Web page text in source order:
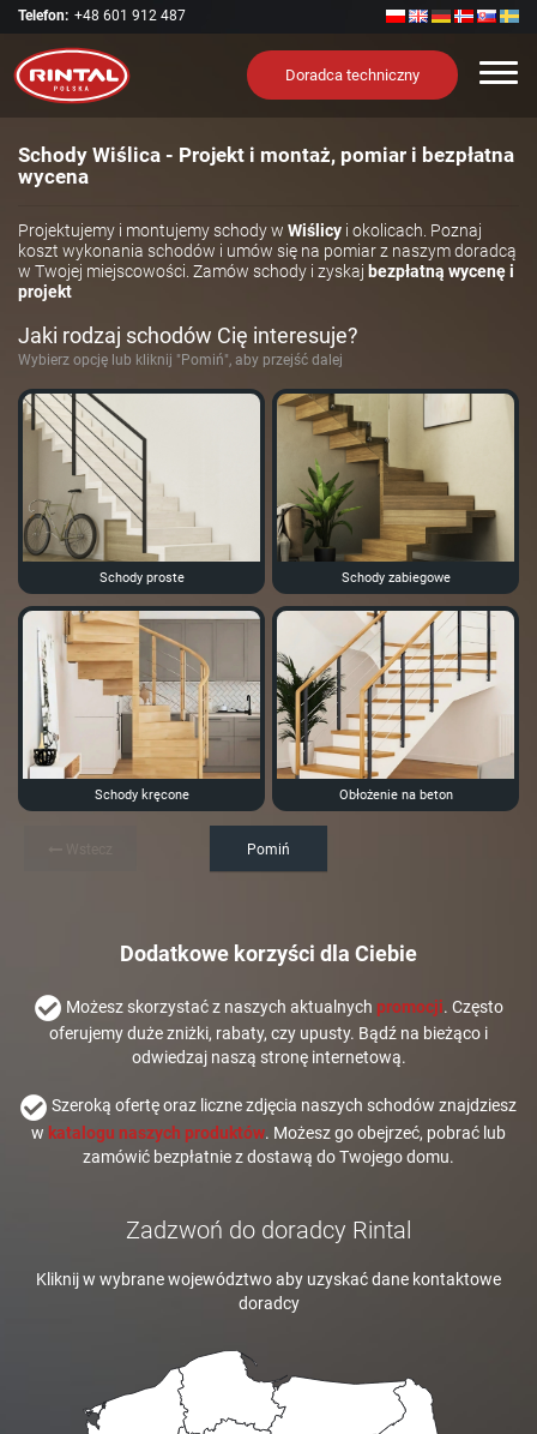
Telefon: +48 601 912 487
Doradca techniczny
Schody Wiślica - Projekt i montaż, pomiar i bezpłatna
wycena
Projektujemy i montujemy schody w Wiślicy i okolicach. Poznaj
koszt wykonania schodów i umów się na pomiar z naszym doradcą
w Twojej miejscowości. Zamów schody i zyskaj bezpłatną wycenę i
projekt
Jaki rodzaj schodów Cię interesuje?
Wybierz opcję lub kliknij "Pomiń", aby przejść dalej
Schody proste Schody zabiegowe
Schody kręcone Obłożenie na beton
Pomiń
Dodatkowe korzyści dla Ciebie
Możesz skorzystać z naszych aktualnych promocji. Często
oferujemy duże zniżki, rabaty, czy upusty. Bądź na bieżąco i
odwiedzaj naszą stronę internetową.
Szeroką ofertę oraz liczne zdjęcia naszych schodów znajdziesz
w katalogu naszych produktów. Możesz go obejrzeć, pobrać lub
zamówić bezpłatnie z dostawą do Twojego domu.
Zadzwoń do doradcy Rintal
Kliknij w wybrane województwo aby uzyskać dane kontaktowe
doradcy